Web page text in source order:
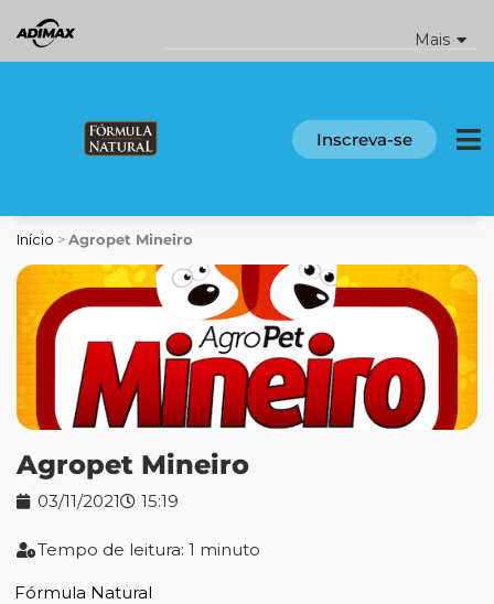
para
o
Mais
Inscreva-se
Início > Agropet Mineiro
Agropet Mineiro
03/11/2021 15:19
Tempo de leitura: 1 minuto
Fórmula Natural